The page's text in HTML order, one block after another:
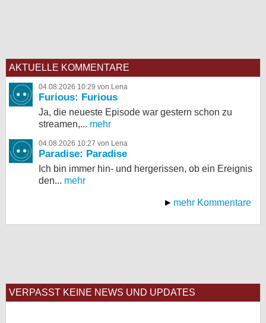
AKTUELLE KOMMENTARE
04.08.2026 10:29 von Lena
Furious: Furious
Ja, die neueste Episode war gestern schon zu
streamen,... mehr
04.08.2026 10:27 von Lena
Paradise: Paradise
Ich bin immer hin- und hergerissen, ob ein Ereignis
den... mehr
mehr Kommentare
VERPASST KEINE NEWS UND UPDATES